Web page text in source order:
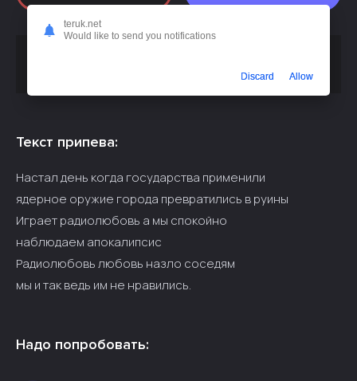
Текст припева:
Настал день когда государства применили
ядерное оружие города превратились в руины
Играет радиолюбовь а мы спокойно
наблюдаем апокалипсис
Радиолюбовь любовь назло соседям
мы и так ведь им не нравились.
Надо попробовать:
teruk.net
Would like to send you notifications
Discard Allow